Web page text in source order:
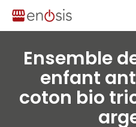
Ensemble
enfant
coton bio